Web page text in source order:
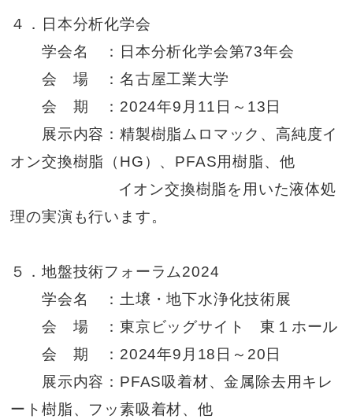
４．日本分析化学会
学会名 ：日本分析化学会第73年会
会 場 ：名古屋工業大学
会 期 ：2024年9月11日～13日
展示内容：精製樹脂ムロマック、高純度イ
オン交換樹脂（HG）、PFAS用樹脂、他
イオン交換樹脂を用いた液体処
理の実演も行います。
５．地盤技術フォーラム2024
学会名 ：土壌・地下水浄化技術展
会 場 ：東京ビッグサイト 東１ホール
会 期 ：2024年9月18日～20日
展示内容：PFAS吸着材、金属除去用キレ
ート樹脂、フッ素吸着材、他